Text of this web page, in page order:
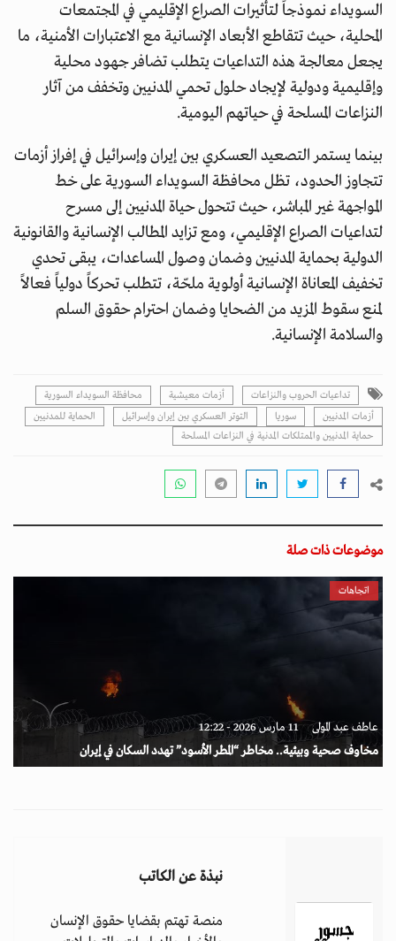
السويداء نموذجاً لتأثيرات الصراع الإقليمي في المجتمعات
المحلية، حيث تتقاطع الأبعاد الإنسانية مع الاعتبارات الأمنية، ما
يجعل معالجة هذه التداعيات يتطلب تضافر جهود محلية
وإقليمية ودولية لإيجاد حلول تحمي المدنيين وتخفف من آثار
النزاعات المسلحة في حياتهم اليومية.
بينما يستمر التصعيد العسكري بين إيران وإسرائيل في إفراز أزمات
تتجاوز الحدود، تظل محافظة السويداء السورية على خط
المواجهة غير المباشر، حيث تتحول حياة المدنيين إلى مسرح
لتداعيات الصراع الإقليمي، ومع تزايد المطالب الإنسانية والقانونية
الدولية بحماية المدنيين وضمان وصول المساعدات، يبقى تحدي
تخفيف المعاناة الإنسانية أولوية ملحّة، تتطلب تحركاً دولياً فعالاً
لمنع سقوط المزيد من الضحايا وضمان احترام حقوق السلم
والسلامة الإنسانية.
تداعيات الحروب والنزاعات أزمات معيشية
محافظة السويداء السورية
أزمات المدنيين
سوريا التوتر العسكري بين إيران وإسرائيل
الحماية للمدنيين
حماية المدنيين والممتلكات المدنية في النزاعات المسلحة
موضوعات ذات صلة
اتجاهات
عاطف عبد المولى 11 مارس 2026 - 12:22
مخاوف صحية وبيئية.. مخاطر “المطر الأسود” تهدد السكان في إيران
نبذة عن الكاتب
منصة تهتم بقضايا حقوق الإنسان